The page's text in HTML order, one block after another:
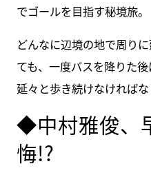
でゴールを目指す秘境旅。
どんなに辺境の地で周り
ても、一度バスを降りた
延々と歩き続けなければな
◆中村雅俊、
悔!?